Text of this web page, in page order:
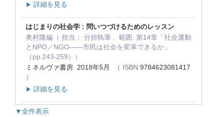
▶ 詳細を見る
はじまりの社会学 : 問いつづけるためのレッスン
奥村隆編（ 担当： 分担執筆 , 範囲: 第14章「社会運動
とNPO／NGO――市民は社会を変革できるか」
（pp.243-259））
ミネルヴァ書房 2018年5月
（ ISBN:9784623081417
）
▶ 詳細を見る
▼全件表示